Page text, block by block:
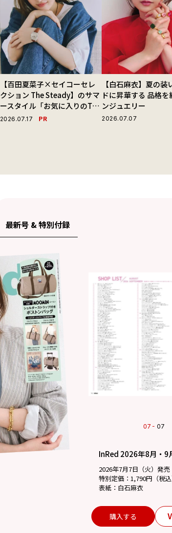
【百田夏菜子×セイコーセレ
クション The Steady】のサマ
ースタイル「お気に入りのTシ
ャツと最高の時計と。」
2026.07.17 PR
【白石麻衣】夏の装
ドに昇華する 品格を
ンジュエリー
2026.07.07
最新号 & 特別付録
07 07
InRed 2026年8月・9
2026年7月7日（火）発売
特別定価：1,790円（税込
表紙：白石麻衣
購入する